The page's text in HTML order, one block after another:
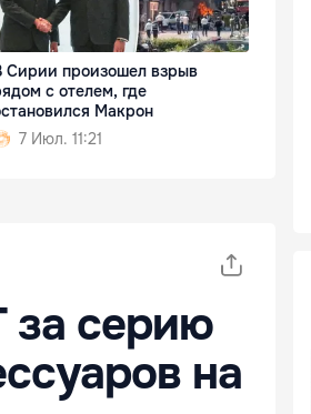
Сирии произошел взрыв
с отелем, где
Макрон
7 Июл. 11:21
за серию
на